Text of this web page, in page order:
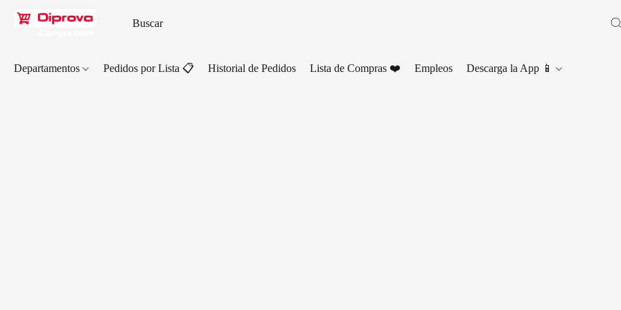
Departamentos Pedidos por Lista 📋 Historial de Pedidos Lista de Compras ❤️ Empleos Descarga la App 📱